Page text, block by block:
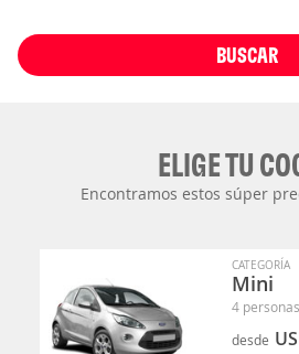
BUSCAR
ELIGE TU
Encontramos estos súper
CATEGORÍA
Mini
4 personas
desde